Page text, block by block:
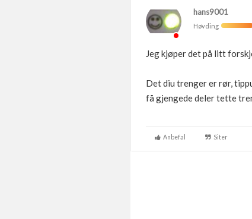
hans9001
Høvding
Jeg kjøper det på litt
Det diu trenger er rør,
få gjengede deler tette
Anbefal Siter